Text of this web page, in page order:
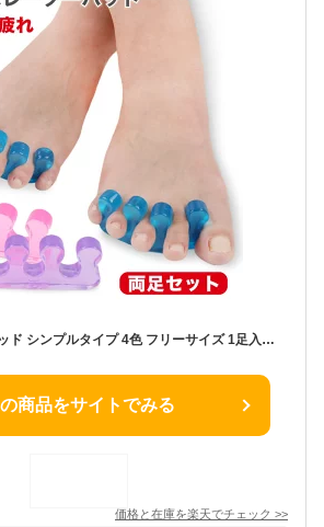
足指セパレーターパッド シンプルタイプ 4色 フリーサイズ 1足入り サポーター 足ゆび 足指 広げる パッド ストレッチ アーチ 足指パッド 足指セパレーター パッド トゥセパレーター トゥパッド ストレッチパッド リラックス
商品をサイトでみる
価格と在庫を楽天でチェック >>